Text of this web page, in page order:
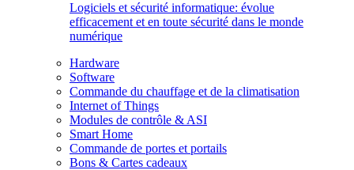
Logiciels et sécurité informatique: évolue
efficacement et en toute sécurité dans le monde
numérique
Hardware
Software
Commande du chauffage et de la climatisation
Internet of Things
Modules de contrôle & ASI
Smart Home
Commande de portes et portails
Bons & Cartes cadeaux